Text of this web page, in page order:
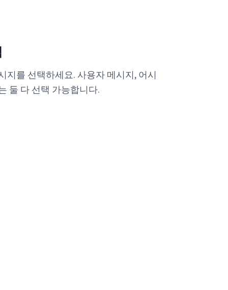
지를 선택하세요. 사용자 메시지, 어시
둘 다 선택 가능합니다.